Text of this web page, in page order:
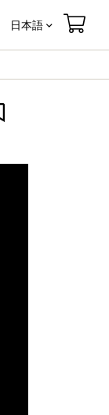
日本語